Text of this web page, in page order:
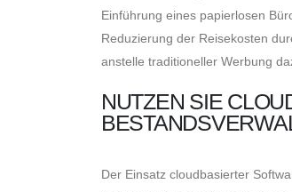
Einführung eines papierlosen
Reduzierung der Reisekosten
anstelle traditioneller Werbung
NUTZEN SIE
Der Einsatz cloudbasierter